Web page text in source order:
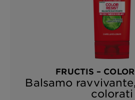
FRUCTIS –
Balsamo
colorati